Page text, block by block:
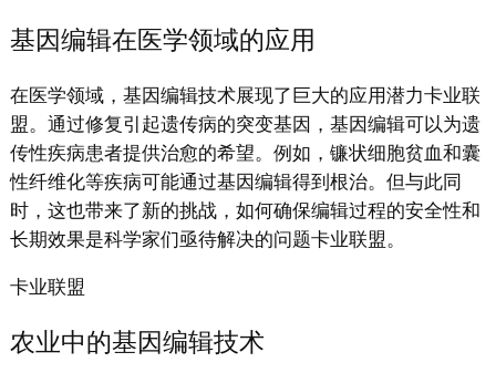
基因编辑在医学领域的应用
在医学领域，基因编辑技术展现了巨大的应用潜力卡业联
盟。通过修复引起遗传病的突变基因，基因编辑可以为遗
传性疾病患者提供治愈的希望。例如，镰状细胞贫血和囊
性纤维化等疾病可能通过基因编辑得到根治。但与此同
时，这也带来了新的挑战，如何确保编辑过程的安全性和
长期效果是科学家们亟待解决的问题卡业联盟。
卡业联盟
农业中的基因编辑技术